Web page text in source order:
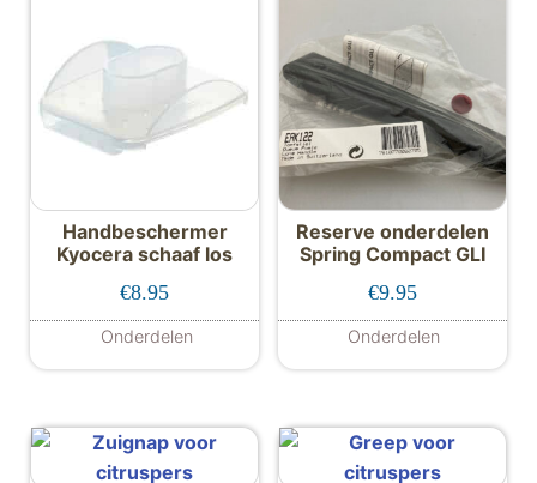
Handbeschermer
Kyocera schaaf los
€8.95
Onderdelen
Reserve onderdelen
Spring Compact GLI
€9.95
Onderdelen
Dit product